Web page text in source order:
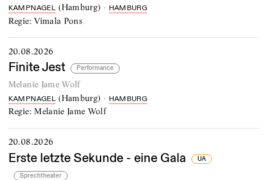
KAMPNAGEL(Hamburg) · HAMBURG
Regie:Vimala Pons
20.08.2026
Finite Jest Performance
Melanie Jame Wolf
KAMPNAGEL (Hamburg) · HAMBURG
Regie:Melanie Jame Wolf
20.08.2026
Erste letzte Sekunde - eine Gala UA
Sprechtheater